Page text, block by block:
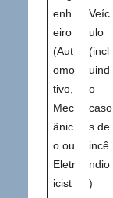
enh
eiro
(Aut
omo
tivo,
Mec
ânic
o ou
Eletr
icist
Veíc
ulo
(incl
uind
o
caso
s de
incê
ndio
)